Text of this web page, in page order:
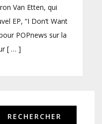
Van Etten, qui
EP, “I Don’t Want
POPnews sur la
[ … ]